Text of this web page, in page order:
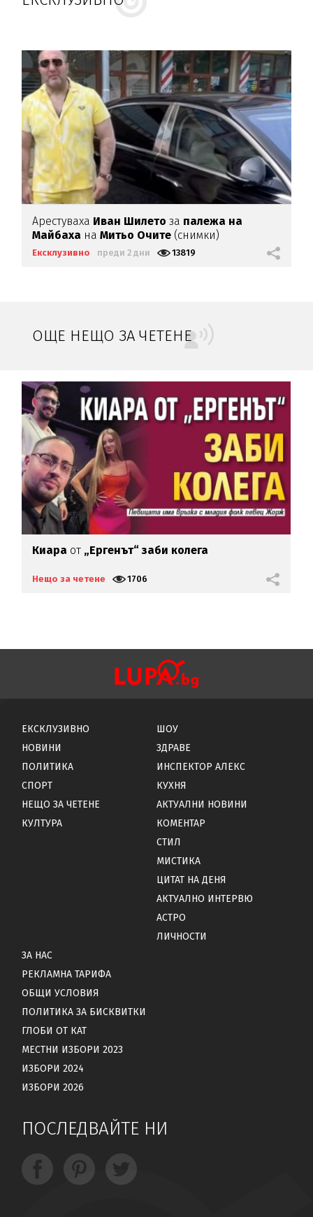
Арестуваха Иван Шилетоза палежа на
Майбаха наМитьо Очите (снимки)
Ексклузивно преди 2 дни 13819
ОЩЕ НЕЩО ЗА ЧЕТЕНЕ
Киара от „Ергенът“ заби колега
Нещо за четене 1706
ЕКСКЛУЗИВНО
НОВИНИ
ПОЛИТИКА
СПОРТ
НЕЩО ЗА ЧЕТЕНЕ
КУЛТУРА
ШОУ
ЗДРАВЕ
ИНСПЕКТОР АЛЕКС
КУХНЯ
АКТУАЛНИ НОВИНИ
КОМЕНТАР
СТИЛ
МИСТИКА
ЦИТАТ НА ДЕНЯ
АКТУАЛНО ИНТЕРВЮ
АСТРО
ЛИЧНОСТИ
ЗА НАС
РЕКЛАМНА ТАРИФА
ОБЩИ УСЛОВИЯ
ПОЛИТИКА ЗА БИСКВИТКИ
ГЛОБИ ОТ КАТ
МЕСТНИ ИЗБОРИ 2023
ИЗБОРИ 2024
ИЗБОРИ 2026
ПОСЛЕДВАЙТЕ НИ